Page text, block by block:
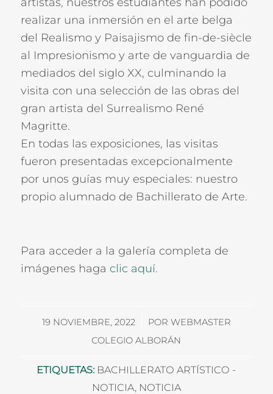
realizar una inmersión en el arte belga
del Realismo y Paisajismo de fin-de-siècle
al Impresionismo y arte de vanguardia de
mediados del siglo XX, culminando la
visita con una selección de las obras del
gran artista del Surrealismo René
Magritte.
En todas las exposiciones, las visitas
fueron presentadas excepcionalmente
por unos guías muy especiales: nuestro
propio alumnado de Bachillerato de Arte.
Para acceder a la galería completa de
imágenes haga clic aquí.
19 NOVIEMBRE, 2022
/ POR WEBMASTER
COLEGIO ALBORÁN
ETIQUETAS: BACHILLERATO ARTÍSTICO -
NOTICIA, NOTICIA